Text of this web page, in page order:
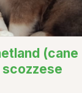
(cane